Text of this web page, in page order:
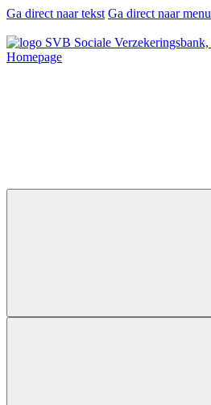
Ga direct naar tekst Ga direct naar menu
Homepage